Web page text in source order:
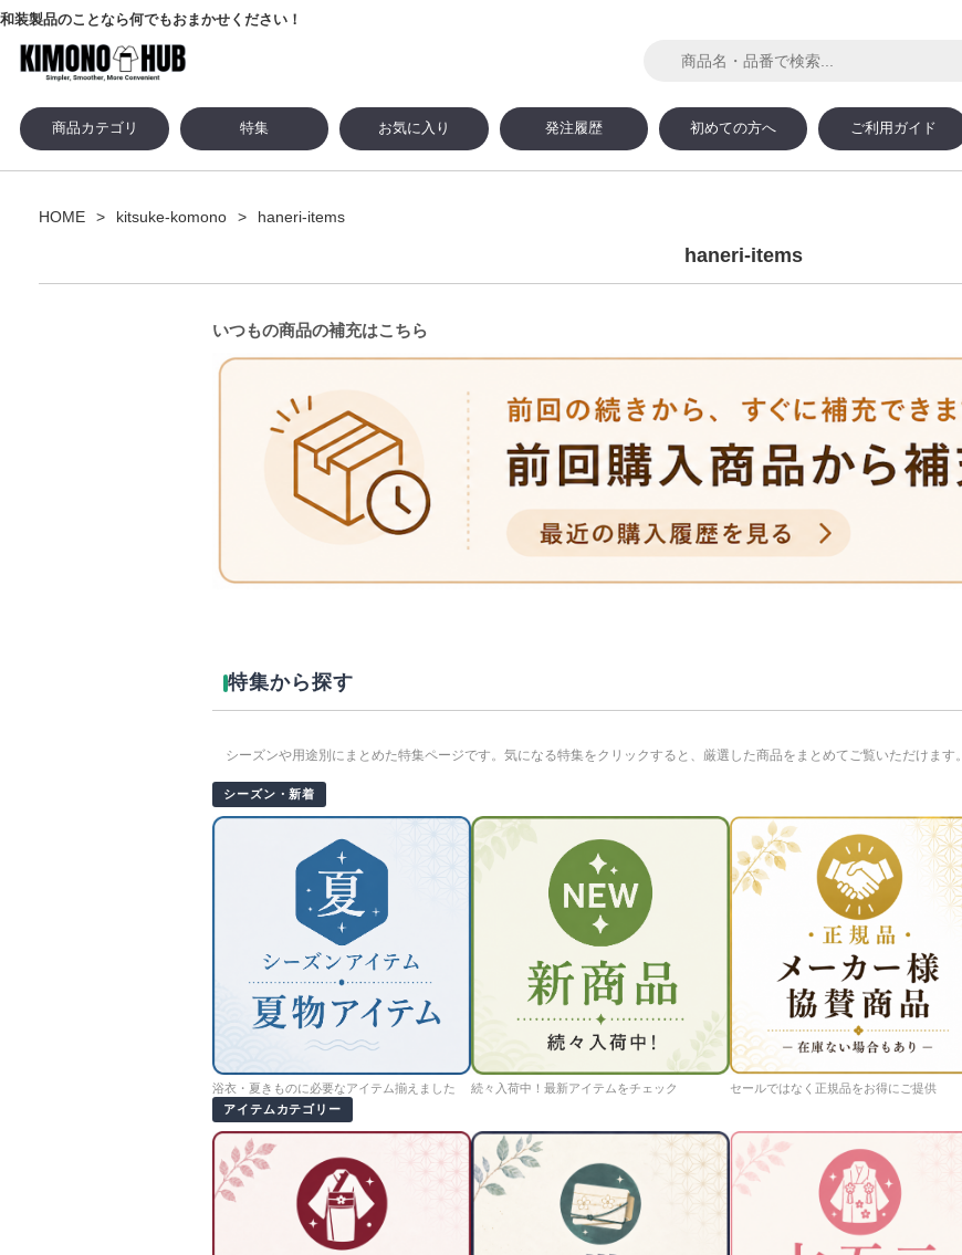
和装製品のことなら何でもおまかせください！
商品カテゴリ 特集 お気に入り 発注履歴 初めての方へ ご利用ガイド
HOME kitsuke-komono haneri-items
haneri-items
いつもの商品の補充はこちら
特集から探す
シーズンや用途別にまとめた特集ページです。気になる特集をクリックすると、厳選した商品をまとめてご覧いただけます。
シーズン・新着
浴衣・夏きものに必要なアイテム揃えました 続々入荷中！最新アイテムをチェック
セールではなく正規品をお得にご提供
アイテムカテゴリー